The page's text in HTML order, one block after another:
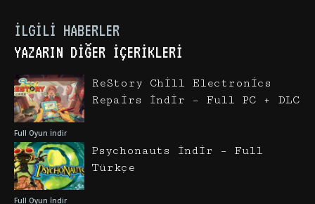
İLGILI HABERLER
YAZARIN DIĞER İÇERIKLERI
Full Oyun İndir
ReStory Chill Electronics
Repairs İndir – Full PC + DLC
Full Oyun İndir
Psychonauts İndir – Full
Türkçe